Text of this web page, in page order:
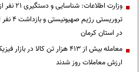
وزارت
در استان کرمان
معامله بیش از ۴۱۳ هزار تن
ارزش معاملات روز شدند